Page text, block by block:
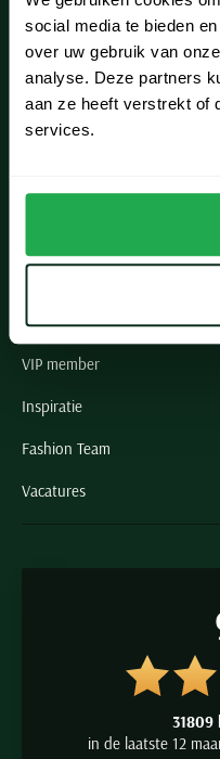
social media te bieden
over uw gebruik van
analyse. Deze partners
aan ze heeft verstrekt of
services.
Lisse
Noordwijk
Oegstgeest
Paul & Shark specialist
VIP member
Inspiratie
Fashion Team
Vacatures
31809
in de laatste 12